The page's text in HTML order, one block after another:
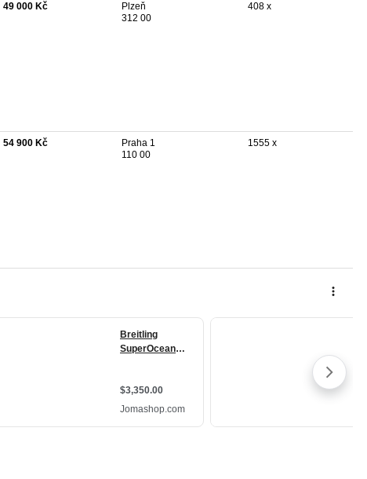
49 000 Kč
Plzeň
312 00
408 x
54 900 Kč
Praha 1
110 00
1555 x